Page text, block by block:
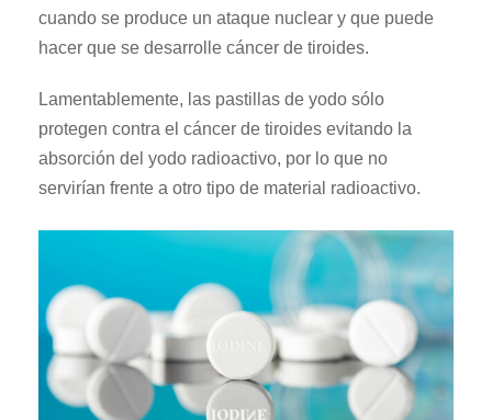
cuando se produce un ataque nuclear y que puede
hacer que se desarrolle cáncer de tiroides.
Lamentablemente, las pastillas de yodo sólo
protegen contra el cáncer de tiroides evitando la
absorción del yodo radioactivo, por lo que no
servirían frente a otro tipo de material radioactivo.